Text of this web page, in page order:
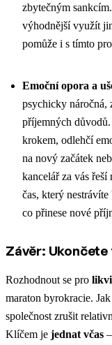
zbytečným
výhodnější využít
pomůže i s tímto
Emoční opora a
psychicky náročná,
příjemných
krokem, odlehčí
na nový začátek
kancelář za vás
čas, který
co přinese nové
Závěr:
Rozhodnout se pro
maraton byrokracie.
společnost zrušit
Klíčem je jednat včas